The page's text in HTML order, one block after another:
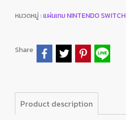
หมวดหมู่ :แผ่นเกม NINTENDO SWITCH
Share
Product description